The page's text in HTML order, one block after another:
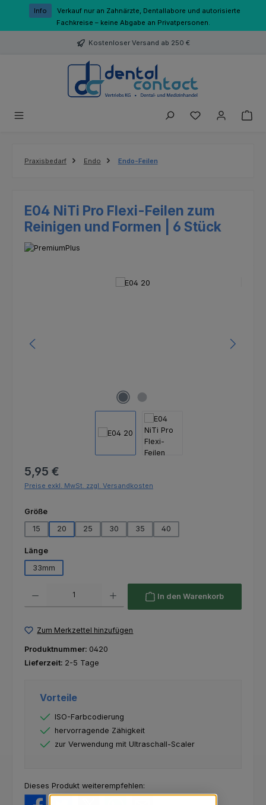
Zum Hauptinhalt springen
Info
Verkauf nur an Zahnärzte, Dentallabore und autorisierte
Fachkreise – keine Abgabe an Privatpersonen.
Kostenloser Versand ab 250 €
Du hast 0
Praxisbedarf Endo Endo-Feilen
E04 NiTi Pro Flexi-Feilen zum
Reinigen und Formen | 6 Stück
Regulärer Preis:
5,95 €
Preise exkl. MwSt. zzgl. Versandkosten
Größeauswählen
15
20 25 30 35 40
Längeauswählen
33mm
In den Warenkorb
Zum Merkzettel hinzufügen
Produktnummer: 0420
Lieferzeit: 2-5 Tage
Vorteile
ISO-Farbcodierung
hervorragende Zähigkeit
zur Verwendung mit Ultraschall-Scaler
Dieses Produkt weiterempfehlen: